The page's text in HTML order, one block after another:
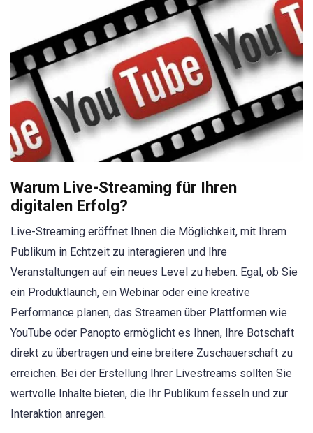
Warum Live-Streaming für Ihren
digitalen Erfolg?
Live-Streaming eröffnet Ihnen die Möglichkeit, mit Ihrem
Publikum in Echtzeit zu interagieren und Ihre
Veranstaltungen auf ein neues Level zu heben. Egal, ob Sie
ein Produktlaunch, ein Webinar oder eine kreative
Performance planen, das Streamen über Plattformen wie
YouTube oder Panopto ermöglicht es Ihnen, Ihre Botschaft
direkt zu übertragen und eine breitere Zuschauerschaft zu
erreichen. Bei der Erstellung Ihrer Livestreams sollten Sie
wertvolle Inhalte bieten, die Ihr Publikum fesseln und zur
Interaktion anregen.